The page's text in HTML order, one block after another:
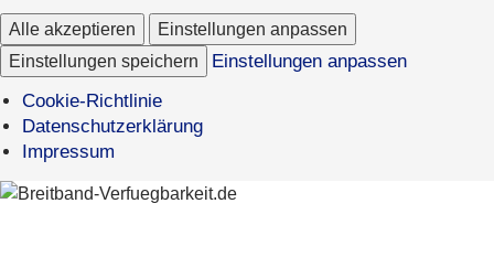
Alle akzeptieren
Einstellungen anpassen
Einstellungen speichern
Einstellungen anpassen
Cookie-Richtlinie
Datenschutzerklärung
Impressum